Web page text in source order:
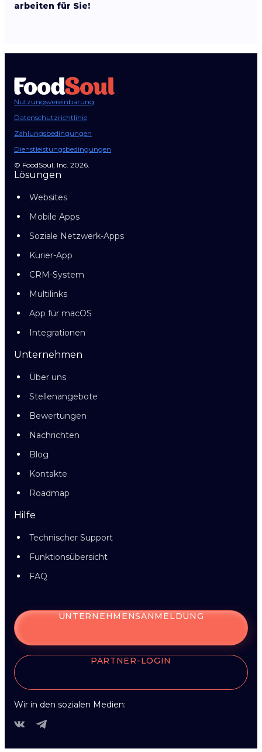
arbeiten für Sie!
Nutzungsvereinbarung
Datenschutzrichtlinie
Zahlungsbedingungen
Dienstleistungsbedingungen
© FoodSoul, Inc. 2026.
Lösungen
Websites
Mobile Apps
Soziale Netzwerk-Apps
Kurier-App
CRM-System
Multilinks
App für macOS
Integrationen
Unternehmen
Über uns
Stellenangebote
Bewertungen
Nachrichten
Blog
Kontakte
Roadmap
Hilfe
Technischer Support
Funktionsübersicht
FAQ
UNTERNEHMENSANMELDUNG
PARTNER-LOGIN
Wir in den sozialen Medien: